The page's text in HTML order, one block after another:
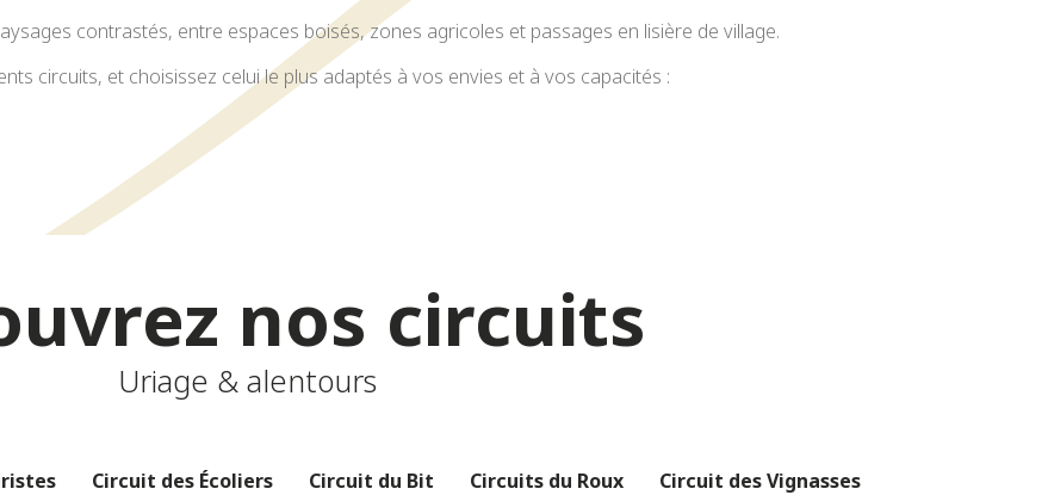
contrastés, entre espaces boisés, zones agricoles et passages en lisière de village.
circuits, et choisissez celui le plus adaptés à vos envies et à vos capacités :
nos circuits
Uriage & alentours
Circuit des Écoliers Circuit du Bit Circuits du Roux
Circuit des Vignasses